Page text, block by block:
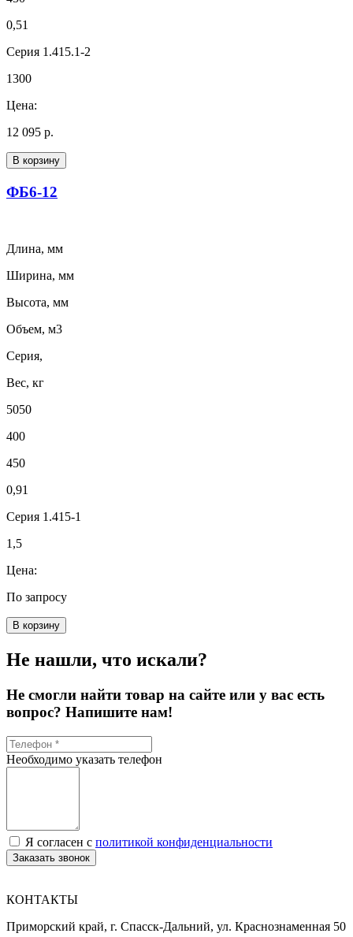
0,51
Серия 1.415.1-2
1300
Цена:
12 095 р.
В корзину
ФБ6-12
Длина, мм
Ширина, мм
Высота, мм
Объем, м3
Серия,
Вес, кг
5050
400
450
0,91
Серия 1.415-1
1,5
Цена:
По запросу
В корзину
Не нашли, что искали?
Не смогли найти товар на сайте или у вас есть
вопрос? Напишите нам!
Необходимо указать телефон
Я согласен с политикой конфиденциальности
Заказать звонок
КОНТАКТЫ
Приморский край, г. Спасск-Дальний, ул. Краснознаменная 50